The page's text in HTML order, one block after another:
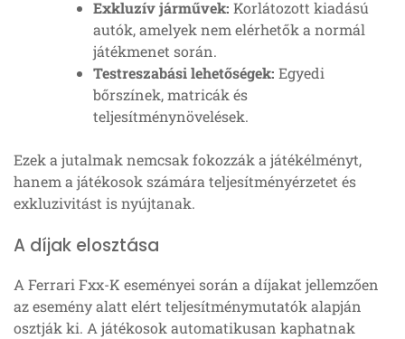
Exkluzív járművek: Korlátozott kiadású
autók, amelyek nem elérhetők a normál
játékmenet során.
Testreszabási lehetőségek: Egyedi
bőrszínek, matricák és
teljesítménynövelések.
Ezek a jutalmak nemcsak fokozzák a játékélményt,
hanem a játékosok számára teljesítményérzetet és
exkluzivitást is nyújtanak.
A díjak elosztása
A Ferrari Fxx-K eseményei során a díjakat jellemzően
az esemény alatt elért teljesítménymutatók alapján
osztják ki. A játékosok automatikusan kaphatnak